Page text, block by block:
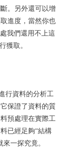
。另外還可以增
進度，當然你也
我們還用不上這
獲取。
行資料的分析工
保證了資料的質
預處理在實際工
已經足夠“結構
一探究竟。